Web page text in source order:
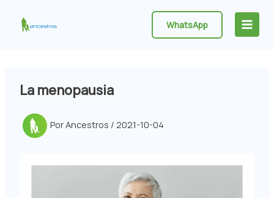
contenido
WhatsApp
Main
La menopausia
PorAncestros / 2021-10-04